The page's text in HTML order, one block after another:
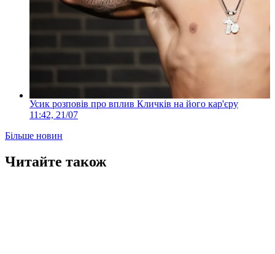
Усик розповів про вплив Кличків на його кар'єру
11:42, 21/07
Більше новин
Читайте також